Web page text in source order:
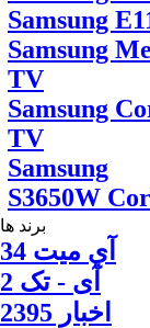
Samsung
Samsung
TV
Samsung
TV
Samsung
S3650W
برند ها
آي ميت 34
آی - تک 2
اخبار 2395